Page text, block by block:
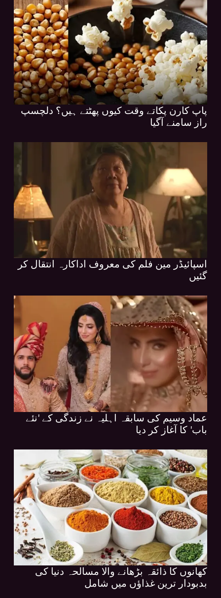
پاپ کارن پکاتے وقت کیوں پھٹتے ہیں؟ دلچسپ
راز سامنے آگیا
اسپائیڈر مین فلم کی معروف اداکارہ انتقال کر
گئیں
عماد وسیم کی سابقہ اہلیہ نے زندگی کے 'نئے
باب' کا آغاز کر دیا
کھانوں کا ذائقہ بڑھانے والا مسالحہ دنیا کی
بدبودار ترین غذاؤں میں شامل